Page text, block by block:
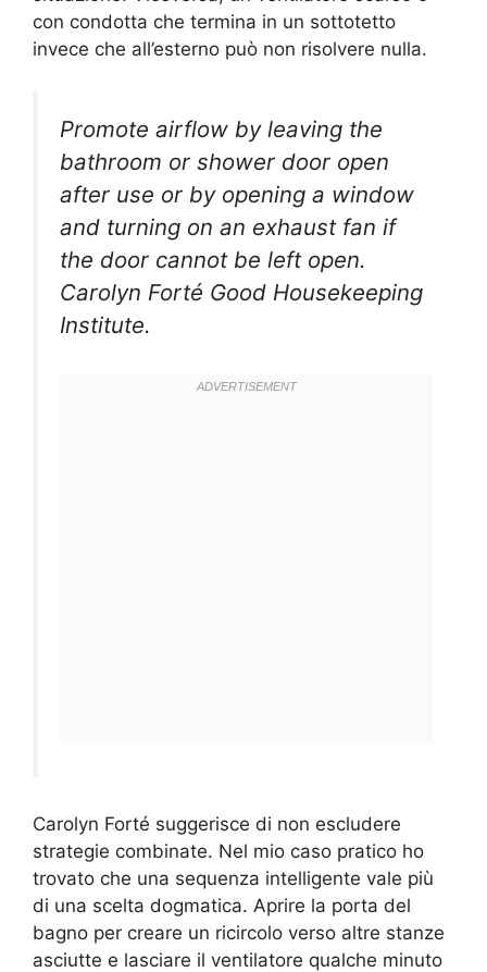
con condotta che termina in un sottotetto
invece che all’esterno può non risolvere nulla.
Promote airflow by leaving the
bathroom or shower door open
after use or by opening a window
and turning on an exhaust fan if
the door cannot be left open.
Carolyn Forté Good Housekeeping
Institute.
Carolyn Forté suggerisce di non escludere
strategie combinate. Nel mio caso pratico ho
trovato che una sequenza intelligente vale più
di una scelta dogmatica. Aprire la porta del
bagno per creare un ricircolo verso altre stanze
asciutte e lasciare il ventilatore qualche minuto